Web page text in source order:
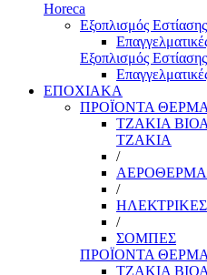
Horeca
Εξοπλισμός Εστίασης
Εξοπλισμός Εστίασης
ΕΠΟΧΙΑΚΑ
ΠΡΟΪΟΝΤΑ
ΤΖΑΚΙΑ
ΤΖΑΚΙΑ
/
ΑΕΡΟΘΕΡΜΑ
/
/
ΣΟΜΠΕΣ
ΠΡΟΪΟΝΤΑ
ΤΖΑΚΙΑ